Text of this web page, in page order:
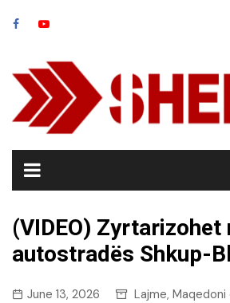
(VIDEO) Zyrtarizohet
autostradës Shkup-
June 13, 2026 Lajme, Maqedoni